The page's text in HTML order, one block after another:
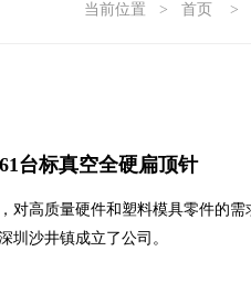
当前位置 > 首页 >
台标真空全硬扁顶针
对高质量硬件和塑料模具零件的需
圳沙井镇成立了公司。